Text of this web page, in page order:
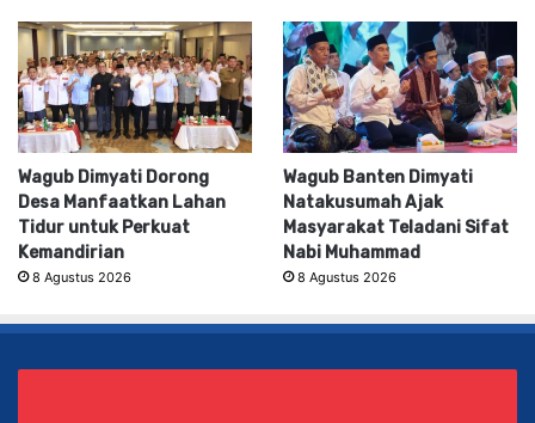
Wagub Dimyati Dorong
Desa Manfaatkan Lahan
Tidur untuk Perkuat
Kemandirian
8 Agustus 2026
Wagub Banten Dimyati
Natakusumah Ajak
Masyarakat Teladani Sifat
Nabi Muhammad
8 Agustus 2026